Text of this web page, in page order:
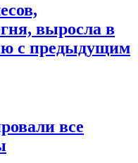
выросла в
с предыдущим
все